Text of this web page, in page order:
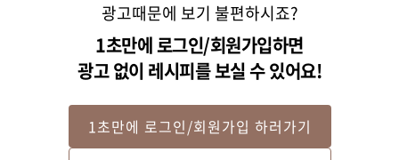
광고때문에 보기 불편하시죠?
1초만에 로그인/회원가입하면
광고 없이 레시피를 보실 수 있어요!
1초만에 로그인/회원가입 하러가기